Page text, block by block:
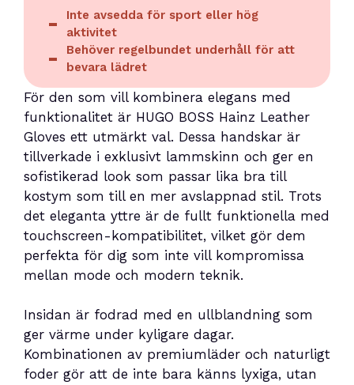
Inte avsedda för sport eller hög
aktivitet
Behöver regelbundet underhåll för att
bevara lädret
För den som vill kombinera elegans med
funktionalitet är HUGO BOSS Hainz Leather
Gloves ett utmärkt val. Dessa handskar är
tillverkade i exklusivt lammskinn och ger en
sofistikerad look som passar lika bra till
kostym som till en mer avslappnad stil. Trots
det eleganta yttre är de fullt funktionella med
touchscreen-kompatibilitet, vilket gör dem
perfekta för dig som inte vill kompromissa
mellan mode och modern teknik.
Insidan är fodrad med en ullblandning som
ger värme under kyligare dagar.
Kombinationen av premiumläder och naturligt
foder gör att de inte bara känns lyxiga, utan